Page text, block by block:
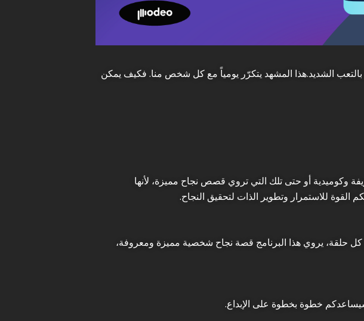
الشديد.هذا المشهد يتكرّر يومياً مع كل شخص منا. فكيف يمكن
وكوميدية أو حتى تلك التي تروي قصص نجاح مميزة، لأنها
للاستمرار وتطوير الذات لتحقيق النجاح.
حلقة، يروي هذا البرنامج قصة نجاح شخصية مميزة ومعروفة،
خطوة بخطوة على الإبداع.